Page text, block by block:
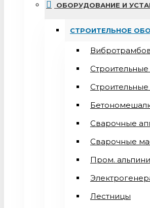
ОБОРУДОВАНИЕ И
СТРОИТЕЛЬНОЕ
Строительные
Строительные
Сварочные
Cварочные
Пром.
Лестницы